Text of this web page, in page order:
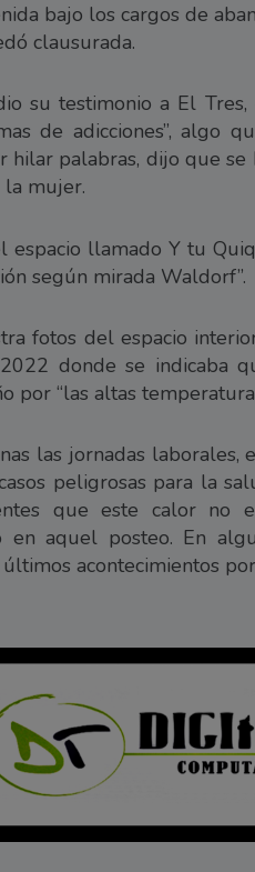
bajo los cargos de
clausurada.
su testimonio a El
de adicciones”, algo
palabras, dijo que
la mujer.
espacio llamado Y tu
según mirada Waldorf”.
fotos del espacio
donde se indicaba
por “las altas
las jornadas laborales,
peligrosas para la
que este calor no
en aquel posteo. En
acontecimientos